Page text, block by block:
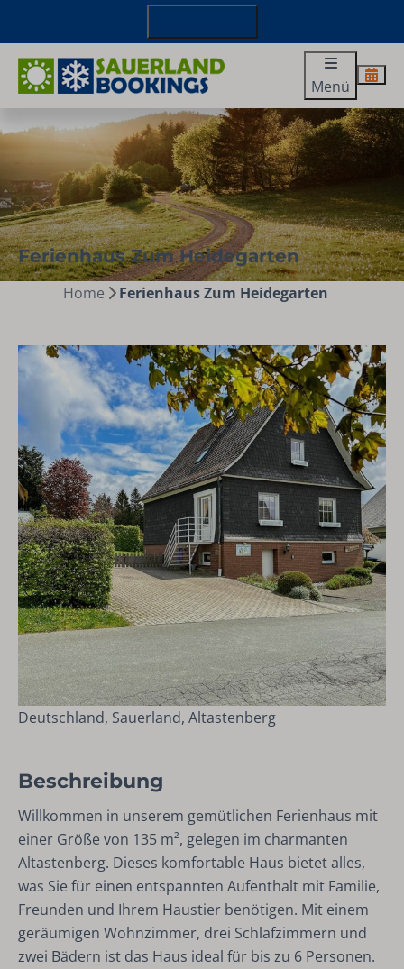
Menü
Ferienhaus Zum Heidegarten
Home Ferienhaus Zum Heidegarten
Deutschland, Sauerland, Altastenberg
Beschreibung
Willkommen in unserem gemütlichen Ferienhaus mit
einer Größe von 135 m², gelegen im charmanten
Altastenberg. Dieses komfortable Haus bietet alles,
was Sie für einen entspannten Aufenthalt mit Familie,
Freunden und Ihrem Haustier benötigen. Mit einem
geräumigen Wohnzimmer, drei Schlafzimmern und
zwei Bädern ist das Haus ideal für bis zu 6 Personen.